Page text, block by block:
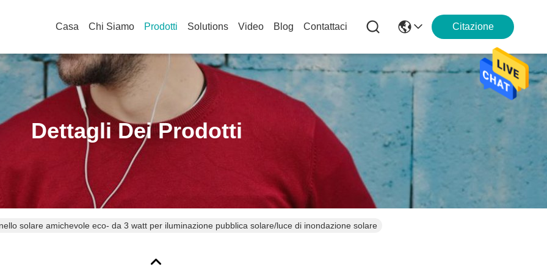
Casa Chi Siamo Prodotti Solutions Video Blog Contattaci Citazione
Dettagli Dei Prodotti
solare amichevole eco- da 3 watt per iluminazione pubblica solare/luce di inondazione solare